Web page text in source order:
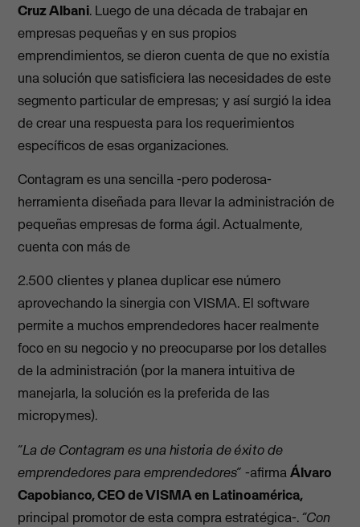
Cruz Albani. Luego de una década de trabajar en
empresas pequeñas y en sus propios
emprendimientos, se dieron cuenta de que no existía
una solución que satisficiera las necesidades de este
segmento particular de empresas; y así surgió la idea
de crear una respuesta para los requerimientos
específicos de esas organizaciones.
Contagram es una sencilla -pero poderosa-
herramienta diseñada para llevar la administración de
pequeñas empresas de forma ágil. Actualmente,
cuenta con más de
2.500 clientes y planea duplicar ese número
aprovechando la sinergia con VISMA. El software
permite a muchos emprendedores hacer realmente
foco en su negocio y no preocuparse por los detalles
de la administración (por la manera intuitiva de
manejarla, la solución es la preferida de las
micropymes).
“La de Contagram es una historia de éxito de
emprendedores para emprendedores”-afirmaÁlvaro
Capobianco, CEO de VISMA en Latinoamérica,
principal promotor de esta compra estratégica-.“Con